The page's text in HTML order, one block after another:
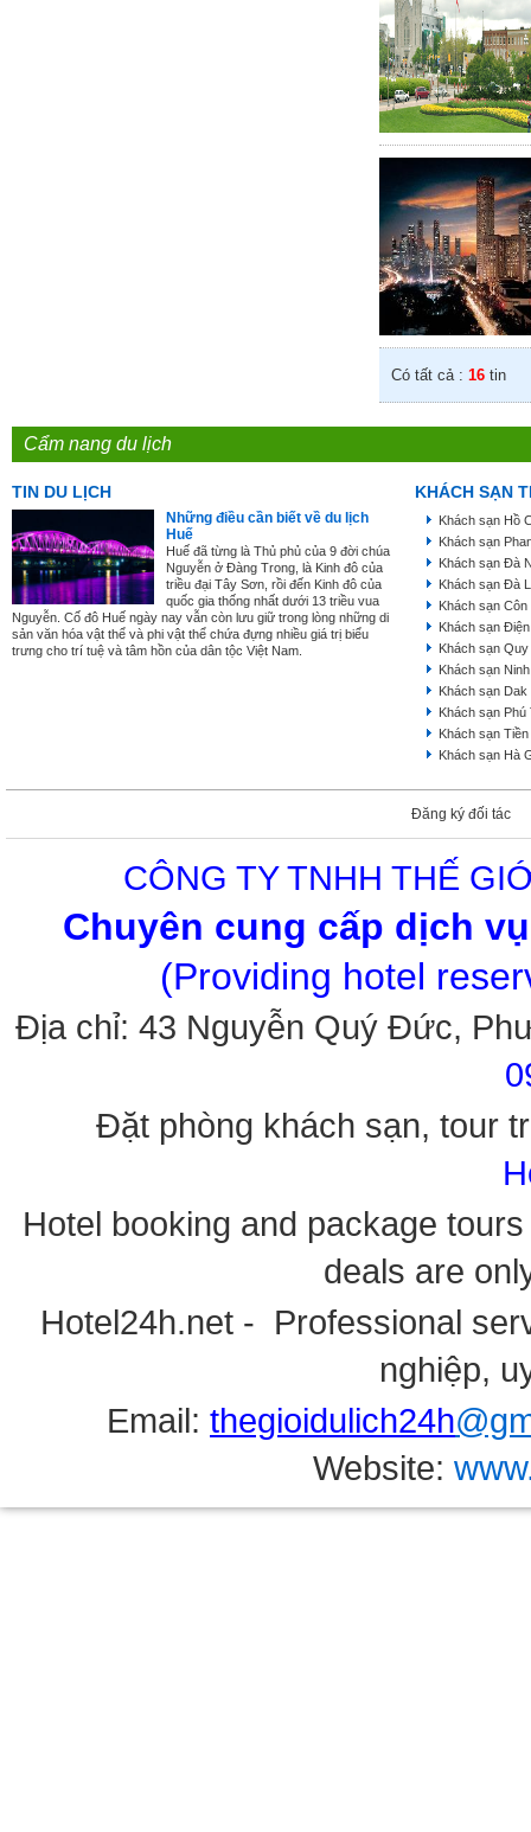
Có tất cả : 16 tin
Cẩm nang du lịch
TIN DU LỊCH
Những điều cần biết về du lịch
Huế
Huế đã từng là Thủ phủ của 9 đời chúa
Nguyễn ở Đàng Trong, là Kinh đô của
triều đại Tây Sơn, rồi đến Kinh đô của
quốc gia thống nhất dưới 13 triều vua
Nguyễn. Cố đô Huế ngày nay vẫn còn lưu giữ trong lòng những di
sản văn hóa vật thể và phi vật thể chứa đựng nhiều giá trị biểu
trưng cho trí tuệ và tâm hồn của dân tộc Việt Nam.
KHÁCH SẠN
Khách sạn Hồ
Khách sạn
Khách sạn Đà
Khách sạn Đà
Khách sạn
Khách sạn
Khách sạn
Khách sạn
Khách sạn Dak
Khách sạn Phú
Khách sạn
Khách sạn Hà
Đăng ký đối tác
CÔNG TY TNHH THẾ
Chuyên cung cấp dịch
(Providing hotel
Địa chỉ: 43 Nguyễn Quý Đức,
Đặt phòng khách sạn, tour
Hotel booking and package
deals are
Hotel24h.net - Professional
nghiệp,
Email: thegioidulich24h
Website: